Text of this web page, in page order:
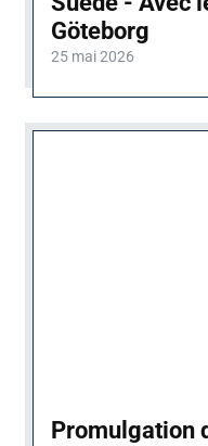
Göteborg
25 mai 2026
Promulgation